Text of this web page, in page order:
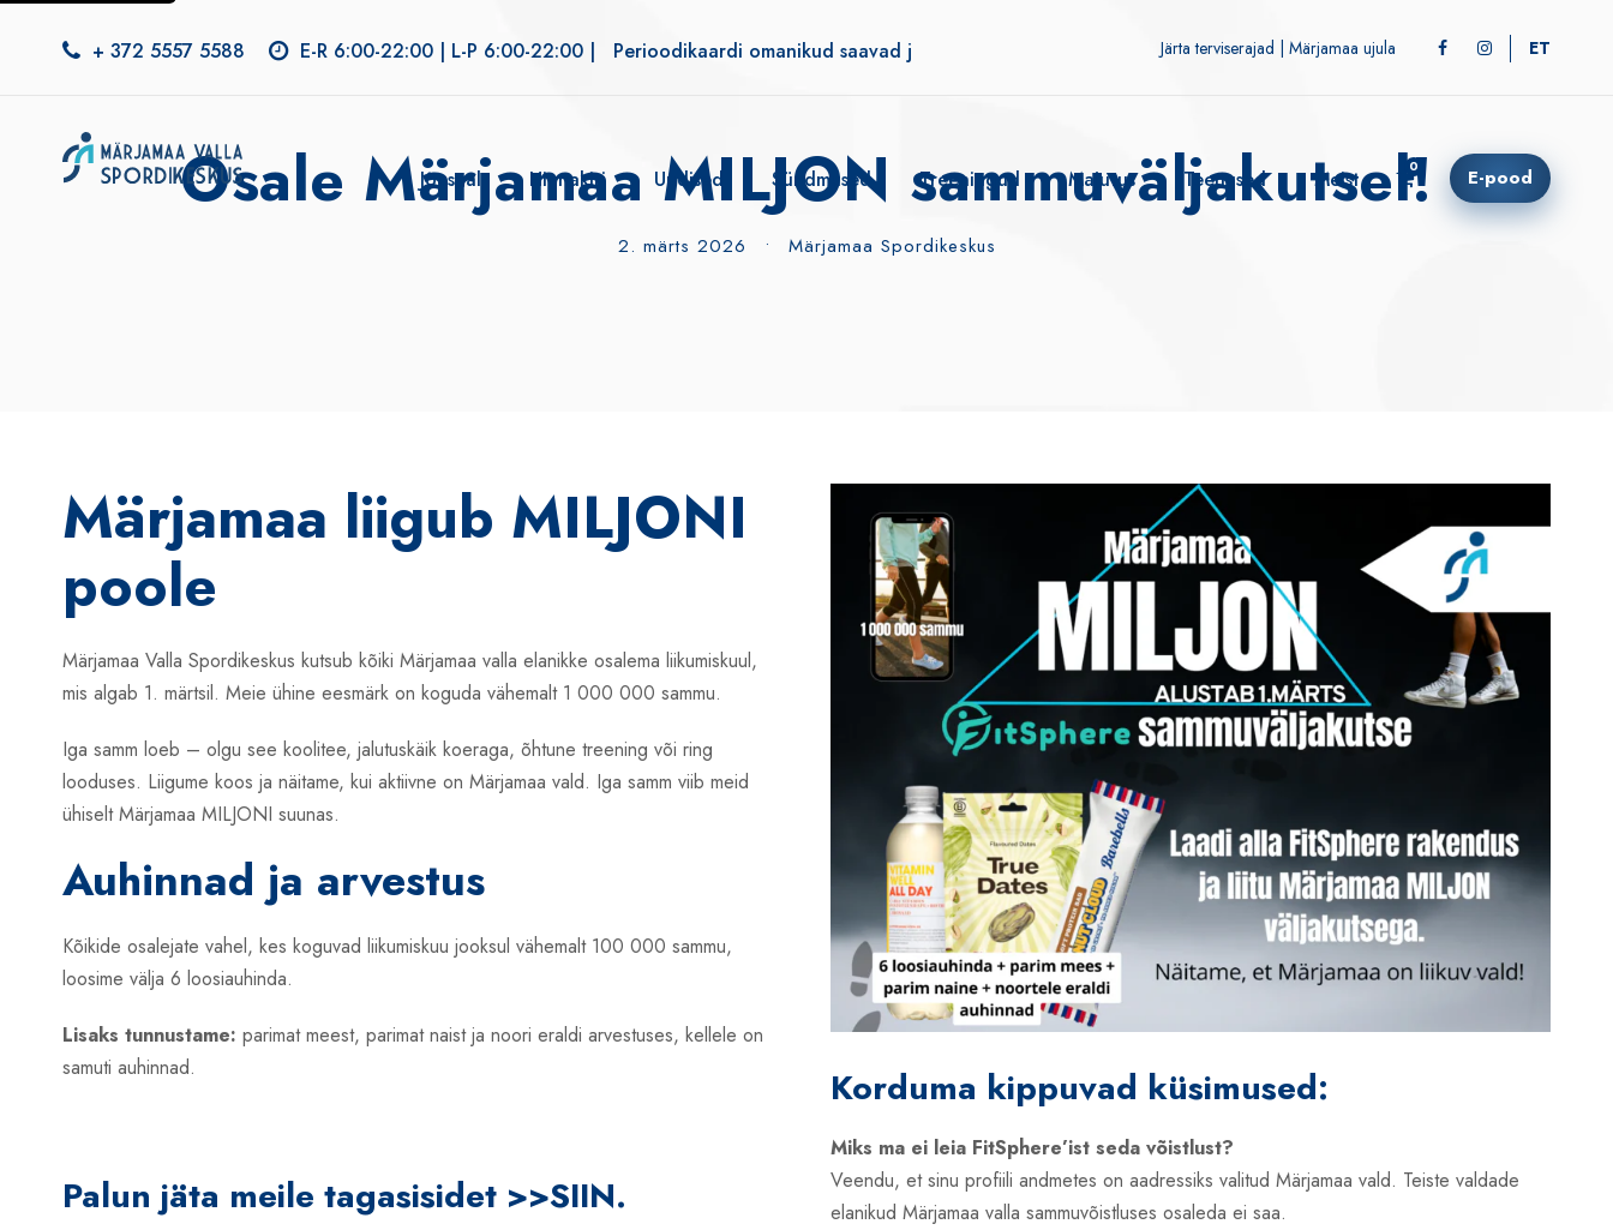
+ 372 5557 5588 E-R 6:00-22:00 | L-P 6:00-22:00 | Perioodikaardi omanikud saavad jõusaali alates kell 6:00! Järta terviserajad Märjamaa ujula ET
Jõusaal Hinnakiri Uudised Sündmused Treeningud Majutus Teenused Meist 0 E-pood
Osale Märjamaa MILJON sammuväljakutsel!
2. märts 2026 • Märjamaa Spordikeskus
Märjamaa liigub MILJONI
poole
Märjamaa Valla Spordikeskus kutsub kõiki Märjamaa valla elanikke osalema liikumiskuul,
mis algab 1. märtsil. Meie ühine eesmärk on koguda vähemalt 1 000 000 sammu.
Iga samm loeb – olgu see koolitee, jalutuskäik koeraga, õhtune treening või ring
looduses. Liigume koos ja näitame, kui aktiivne on Märjamaa vald. Iga samm viib meid
ühiselt Märjamaa MILJONI suunas.
Auhinnad ja arvestus
Kõikide osalejate vahel, kes koguvad liikumiskuu jooksul vähemalt 100 000 sammu,
loosime välja 6 loosiauhinda.
Lisaks tunnustame: parimat meest, parimat naist ja noori eraldi arvestuses, kellele on
samuti auhinnad.
Palun jäta meile tagasisidet >>SIIN.
Korduma kippuvad küsimused:
Miks ma ei leia FitSphere’ist seda võistlust?
Veendu, et sinu profiili andmetes on aadressiks valitud Märjamaa vald. Teiste valdade
elanikud Märjamaa valla sammuvõistluses osaleda ei saa.